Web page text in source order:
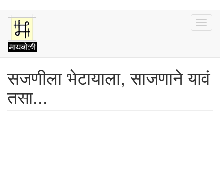
Skip
main
content
सजणीला भेटायाला, साजणाने यावं
तसा...